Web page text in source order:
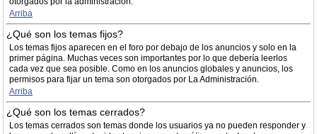
Arriba
¿Qué son los temas fijos?
Los temas fijos aparecen en el foro por debajo de los anuncios y solo en la
primer página. Muchas veces son importantes por lo que debería leerlos
cada vez que sea posible. Como en los anuncios globales y anuncios, los
permisos para fijar un tema son otorgados por La Administración.
Arriba
¿Qué son los temas cerrados?
Los temas cerrados son temas donde los usuarios ya no pueden responder y